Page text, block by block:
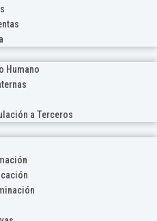
Humano
a Terceros